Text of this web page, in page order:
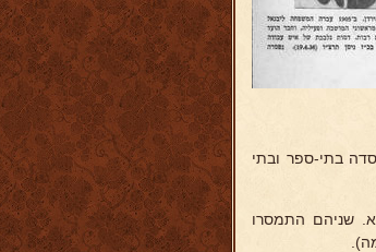
בתי-ספר ובתי
שניהם התמסרו